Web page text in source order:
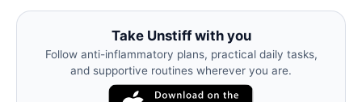
Take Unstiff with you
Follow anti-inflammatory plans, practical daily tasks,
and supportive routines wherever you are.